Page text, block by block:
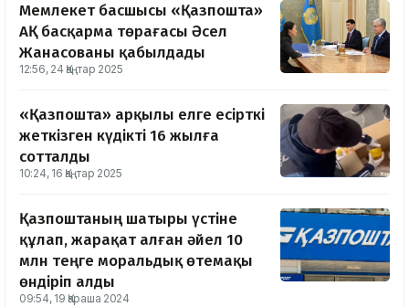
Мемлекет басшысы «Қазпошта»
АҚ басқарма төрағасы Әсел
Жанасованы қабылдады
12:56, 24 Қаңтар 2025
«Қазпошта» арқылы елге есірткі
жеткізген күдікті 16 жылға
сотталды
10:24, 16 Қаңтар 2025
Қазпоштаның шатыры үстіне
құлап, жарақат алған әйел 10
млн теңге моральдық өтемақы
өндіріп алды
09:54, 19 Қараша 2024